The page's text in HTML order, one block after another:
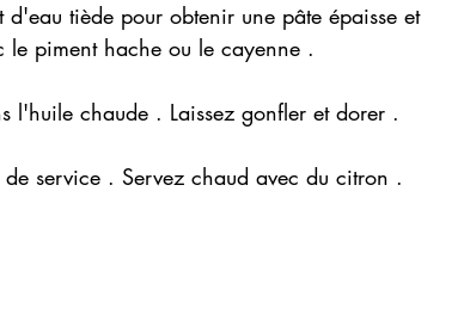
tiède pour obtenir une pâte épaisse et
le piment hache ou le cayenne .
l'huile chaude . Laissez gonfler et dorer .
de service . Servez chaud avec du citron .